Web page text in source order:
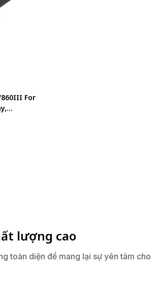
For
lượng cao
toàn diện để mang lại sự yên tâm cho